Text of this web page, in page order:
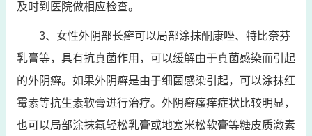
及时到医院做相应检查。
3、女性外阴部长癣可以局部涂抹酮康唑、特比奈芬
乳膏等，具有抗真菌作用，可以缓解由于真菌感染而引起
的外阴癣。如果外阴癣是由于细菌感染引起，可以涂抹红
霉素等抗生素软膏进行治疗。外阴癣瘙痒症状比较明显，
也可以局部涂抹氟轻松乳膏或地塞米松软膏等糖皮质激素